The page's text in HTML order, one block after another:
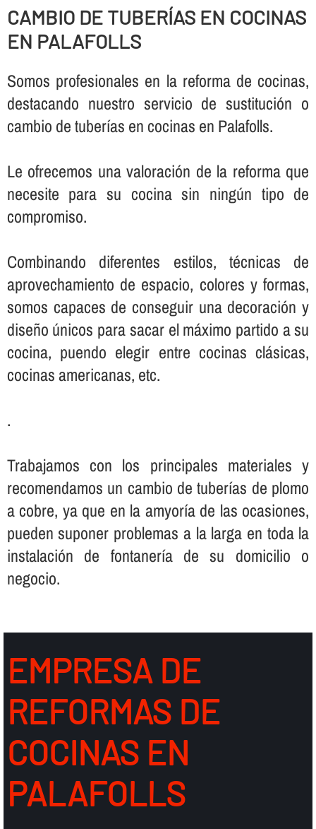
CAMBIO DE TUBERÍ­AS EN COCINAS
EN PALAFOLLS
Somos profesionales en la reforma de cocinas,
destacando nuestro servicio de sustitución o
cambio de tuberí­as en cocinas en Palafolls.
Le ofrecemos una valoración de la reforma que
necesite para su cocina sin ningún tipo de
compromiso.
Combinando diferentes estilos, técnicas de
aprovechamiento de espacio, colores y formas,
somos capaces de conseguir una decoración y
diseño únicos para sacar el máximo partido a su
cocina, puendo elegir entre cocinas clásicas,
cocinas americanas, etc.
.
Trabajamos con los principales materiales y
recomendamos un cambio de tuberí­as de plomo
a cobre, ya que en la amyorí­a de las ocasiones,
pueden suponer problemas a la larga en toda la
instalación de fontanerí­a de su domicilio o
negocio.
EMPRESA DE
REFORMAS DE
COCINAS EN
PALAFOLLS